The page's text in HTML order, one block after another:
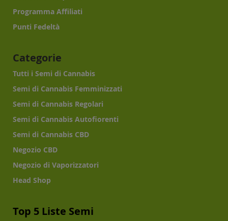
Programma Affiliati
Punti Fedeltà
Categorie
Tutti i Semi di Cannabis
Semi di Cannabis Femminizzati
Semi di Cannabis Regolari
Semi di Cannabis Autofiorenti
Semi di Cannabis CBD
Negozio CBD
Negozio di Vaporizzatori
Head Shop
Top 5 Liste Semi